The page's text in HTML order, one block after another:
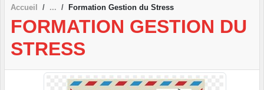
Accueil Formation Gestion du Stress
FORMATION GESTION DU
STRESS